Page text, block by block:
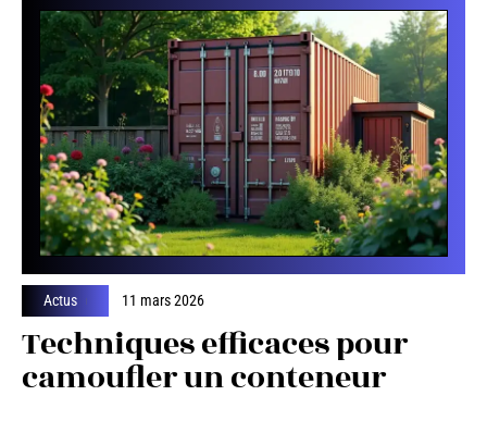
Actus 11 mars 2026
Techniques efficaces pour
camoufler un conteneur